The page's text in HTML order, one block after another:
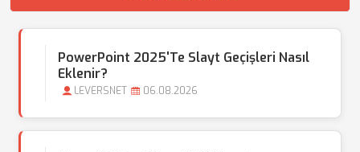
PowerPoint 2025'te Slayt Geçişleri Nasıl
Eklenir?
LEVERSNET 06.08.2026